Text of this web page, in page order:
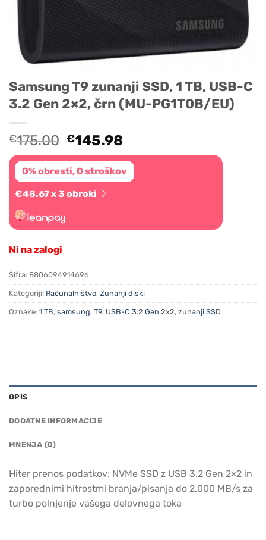
Samsung T9 zunanji SSD, 1 TB, USB-C
3.2 Gen 2×2, črn (MU-PG1T0B/EU)
€175.00 Original
price
was:
€175.00.
€145.98
price
is:
€145.98.
0% obresti, 0 stroškov
€48.67 x 3 obroki
Ni na zalogi
Šifra: 8806094914696
Kategoriji: Računalništvo, Zunanji diski
Oznake: 1 TB, samsung, T9, USB-C 3.2 Gen 2x2, zunanji SSD
OPIS
DODATNE INFORMACIJE
MNENJA (0)
Hiter prenos podatkov: NVMe SSD z USB 3.2 Gen 2×2 in
zaporednimi hitrostmi branja/pisanja do 2.000 MB/s za
turbo polnjenje vašega delovnega toka